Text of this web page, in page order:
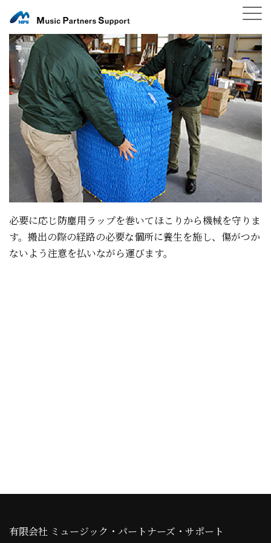
必要に応じ防塵用ラップを巻いてほこりから機械を守りま
す。搬出の際の経路の必要な個所に養生を施し、傷がつか
ないよう注意を払いながら運びます。
有限会社 ミュージック・パートナーズ・サポート